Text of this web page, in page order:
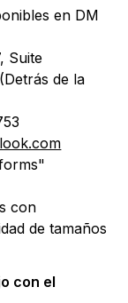
en DM
Suite
de la
con
de tamaños
con el